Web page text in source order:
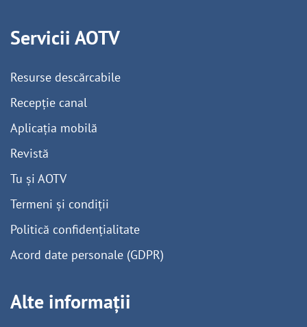
Servicii AOTV
Resurse descărcabile
Recepție canal
Aplicația mobilă
Revistă
Tu și AOTV
Termeni și condiții
Politică confidențialitate
Acord date personale (GDPR)
Alte informații